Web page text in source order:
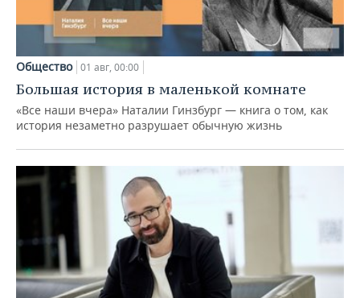
Общество 01 авг, 00:00
Большая история в маленькой комнате
«Все наши вчера» Наталии Гинзбург — книга о том, как
история незаметно разрушает обычную жизнь